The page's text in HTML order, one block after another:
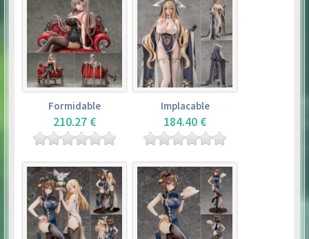
Formidable
210.27 €
Implacable
184.40 €